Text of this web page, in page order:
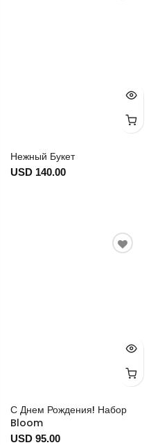
Нежный Букет
USD 140.00
С Днем Рождения! Набор
Bloom
USD 95.00